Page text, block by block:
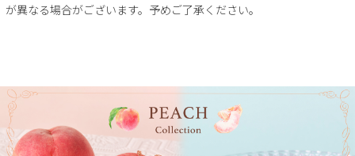
が異なる場合がございます。予めご了承ください。